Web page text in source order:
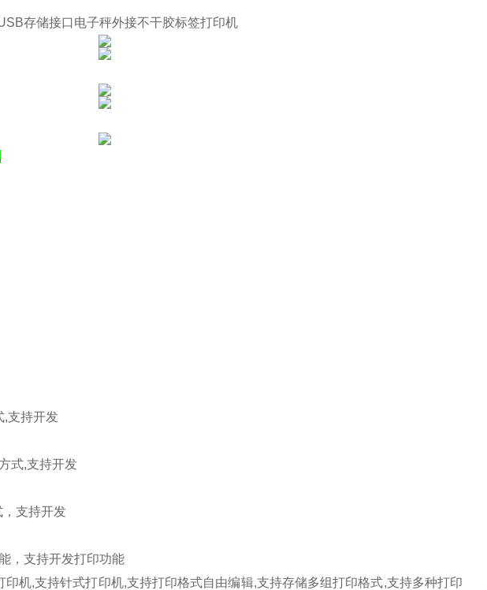
,支持开发
式,支持开发
支持开发
，支持开发打印功能
印机,支持针式打印机,支持打印格式自由编辑,支持存储多组打印格式,支持多种打印